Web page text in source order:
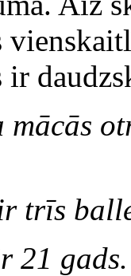
ir
mācās
trīs
21 gads.